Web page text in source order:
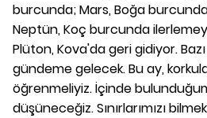
burcunda; Mars, Boğa
Neptün, Koç burcunda
Plüton, Kova'da geri gidiyor.
gündeme gelecek. Bu ay,
öğrenmeliyiz. İçinde
düşüneceğiz. Sınırlarımızı